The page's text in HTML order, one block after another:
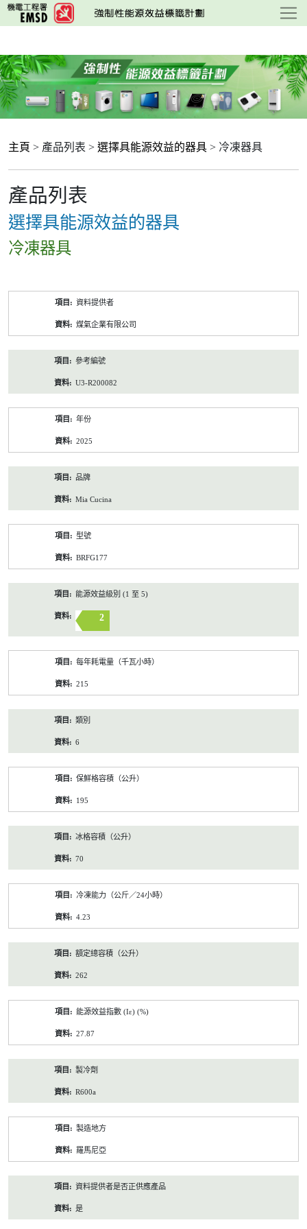
跳
至
要
內
容
主頁 > 產品列表 > 選擇具能源效益的器具 > 冷凍器具
產品列表
選擇具能源效益的器具
冷凍器具
資料提供者
煤氣企業有限公司
參考編號
U3-R200082
年份
2025
品牌
Mia Cucina
型號
BRFG177
能源效益級別 (1 至 5)
2
每年耗電量（千瓦小時）
215
類別
6
保鮮格容積（公升）
195
冰格容積（公升）
70
冷凍能力（公斤／24小時）
4.23
額定總容積（公升）
262
能源效益指數 (Iε) (%)
27.87
製冷劑
R600a
製造地方
羅馬尼亞
資料提供者是否正供應產品
是